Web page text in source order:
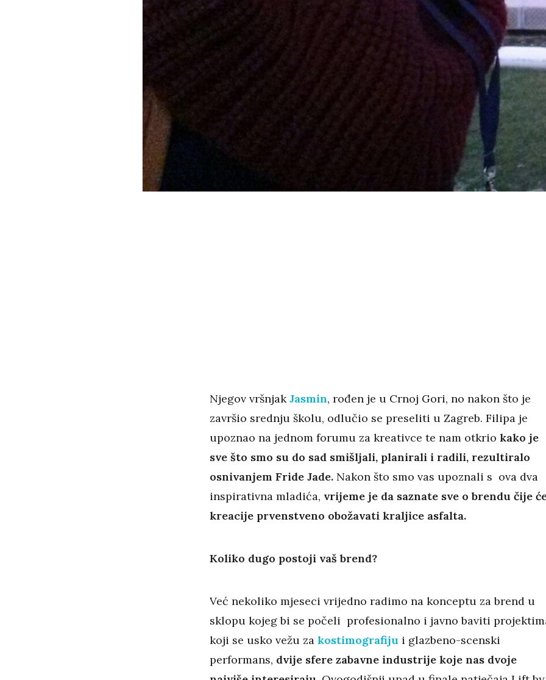
Njegov vršnjakJasmin, rođen je u Crnoj Gori, no nakon što je
završio srednju školu, odlučio se preseliti u Zagreb. Filipa je
upoznao na jednom forumu za kreativce te nam otkrio kako je
sve što smo su do sad smišljali, planirali i radili, rezultiralo
osnivanjem Fride Jade. Nakon što smo vas upoznali s ova dva
inspirativna mladića, vrijeme je da saznate sve o brendu čije
kreacije prvenstveno obožavati kraljice asfalta.
Koliko dugo postoji vaš brend?
Već nekoliko mjeseci vrijedno radimo na konceptu za brend u
sklopu kojeg bi se počeli profesionalno i javno baviti
koji se usko vežu za kostimografiju i glazbeno-scenski
performans, dvije sfere zabavne industrije koje nas dvoje